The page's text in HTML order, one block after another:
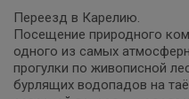
Переезд в Карелию.
Посещение природного
одного из самых
прогулки по живописной
бурлящих водопадов на